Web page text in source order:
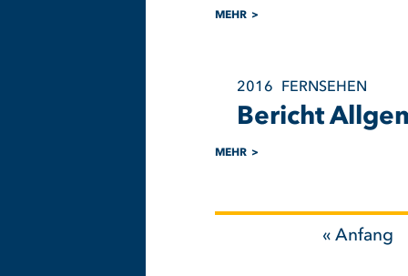
MEHR
2016 FERNSEHEN
Bericht
MEHR
Seitennummerierung
Erste
« Anfang